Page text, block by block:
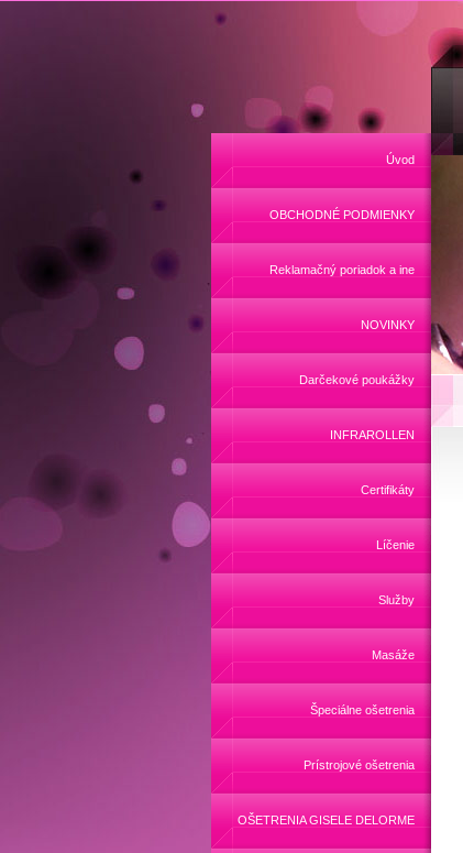
Úvod
OBCHODNÉ PODMIENKY
Reklamačný poriadok a ine
NOVINKY
Darčekové poukážky
INFRAROLLEN
Certifikáty
Líčenie
Služby
Masáže
Špeciálne ošetrenia
Prístrojové ošetrenia
OŠETRENIA GISELE DELORME